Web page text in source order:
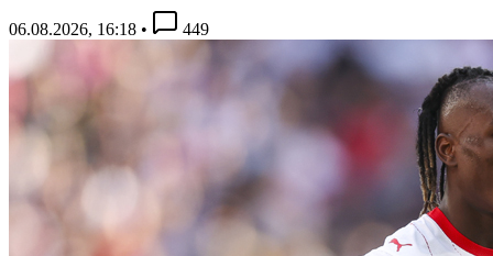
06.08.2026, 16:18 • 449